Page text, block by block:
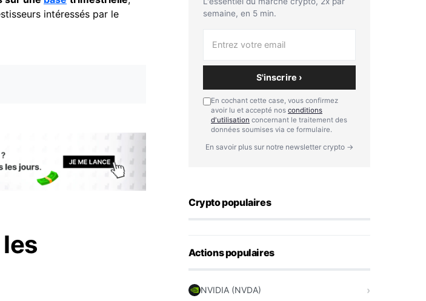
intéressés par le
semaine, en 5 min.
S'inscrire ›
En cochant cette case, vous confirmez
avoir lu et accepté nos conditions
d'utilisation concernant le traitement des
données soumises via ce formulaire.
En savoir plus sur notre newsletter crypto →
Crypto populaires
Actions populaires
NVIDIA (NVDA)